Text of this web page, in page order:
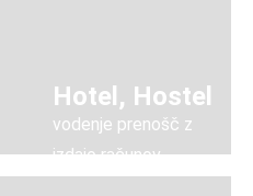
Hotel, Hostel
vodenje prenošč z
izdajo računov